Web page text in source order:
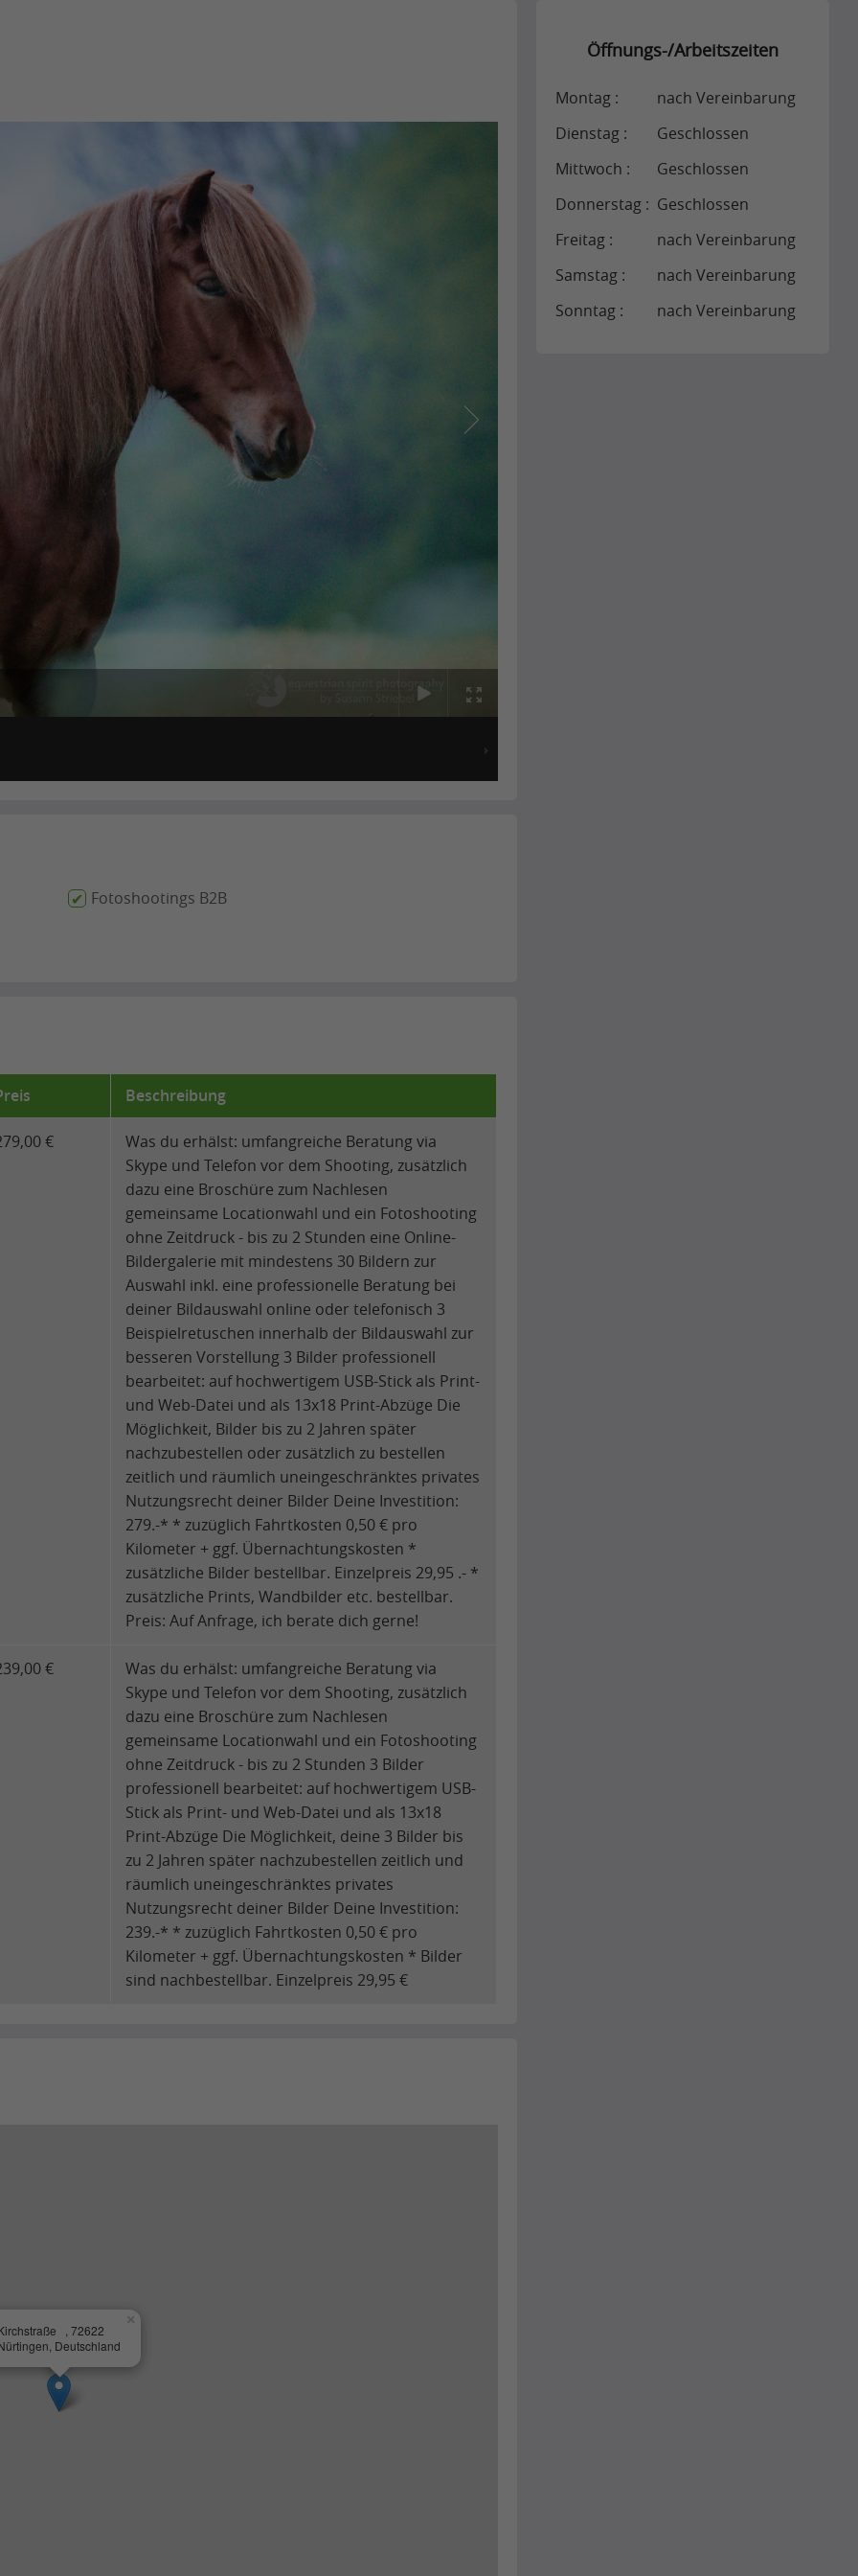
Fotoshootings B2B
Beschreibung
€
Was du erhälst: umfangreiche Beratung via
Skype und Telefon vor dem Shooting, zusätzlich
dazu eine Broschüre zum Nachlesen
gemeinsame Locationwahl und ein Fotoshooting
ohne Zeitdruck - bis zu 2 Stunden eine Online-
Bildergalerie mit mindestens 30 Bildern zur
Auswahl inkl. eine professionelle Beratung bei
deiner Bildauswahl online oder telefonisch 3
Beispielretuschen innerhalb der Bildauswahl zur
besseren Vorstellung 3 Bilder professionell
bearbeitet: auf hochwertigem USB-Stick als Print-
und Web-Datei und als 13x18 Print-Abzüge Die
Möglichkeit, Bilder bis zu 2 Jahren später
nachzubestellen oder zusätzlich zu bestellen
zeitlich und räumlich uneingeschränktes privates
Nutzungsrecht deiner Bilder Deine Investition:
279.-* * zuzüglich Fahrtkosten 0,50 € pro
Kilometer + ggf. Übernachtungskosten *
zusätzliche Bilder bestellbar. Einzelpreis 29,95 .- *
zusätzliche Prints, Wandbilder etc. bestellbar.
Preis: Auf Anfrage, ich berate dich gerne!
€
Was du erhälst: umfangreiche Beratung via
Skype und Telefon vor dem Shooting, zusätzlich
dazu eine Broschüre zum Nachlesen
gemeinsame Locationwahl und ein Fotoshooting
ohne Zeitdruck - bis zu 2 Stunden 3 Bilder
professionell bearbeitet: auf hochwertigem USB-
Stick als Print- und Web-Datei und als 13x18
Print-Abzüge Die Möglichkeit, deine 3 Bilder bis
zu 2 Jahren später nachzubestellen zeitlich und
räumlich uneingeschränktes privates
Nutzungsrecht deiner Bilder Deine Investition:
239.-* * zuzüglich Fahrtkosten 0,50 € pro
Kilometer + ggf. Übernachtungskosten * Bilder
sind nachbestellbar. Einzelpreis 29,95 €
, 72622
Deutschland
×
Öffnungs-/Arbeitszeiten
Montag :
nach Vereinbarung
Dienstag :
Geschlossen
Mittwoch :
Geschlossen
Donnerstag : Geschlossen
Freitag :
nach Vereinbarung
Samstag :
nach Vereinbarung
Sonntag :
nach Vereinbarung